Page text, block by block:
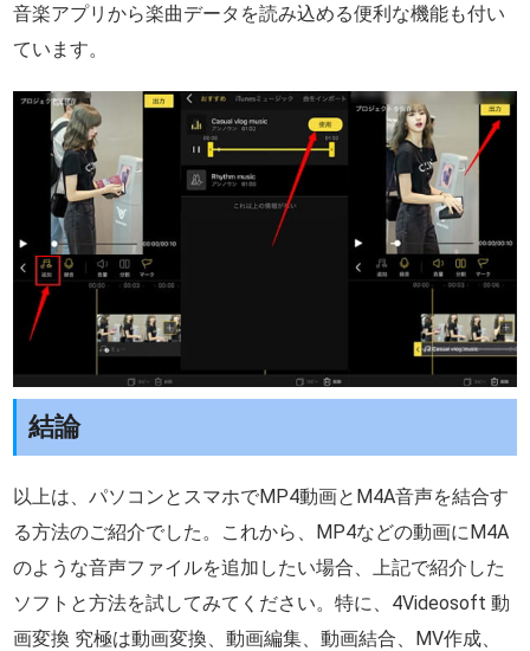
音楽アプリから楽曲データを読み込める便利な機能も付い
ています。
結論
以上は、パソコンとスマホでMP4動画とM4A音声を結合す
る方法のご紹介でした。これから、MP4などの動画にM4A
のような音声ファイルを追加したい場合、上記で紹介した
ソフトと方法を試してみてください。特に、4Videosoft 動
画変換 究極は動画変換、動画編集、動画結合、MV作成、